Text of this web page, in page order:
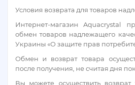
Условия возврата для товаров
Интернет-магазин Aquacrystal
обмен товаров надлежащего
Украины «О защите прав
Обмен и возврат товара
после получения, не считая дня
Вы можете осуществить